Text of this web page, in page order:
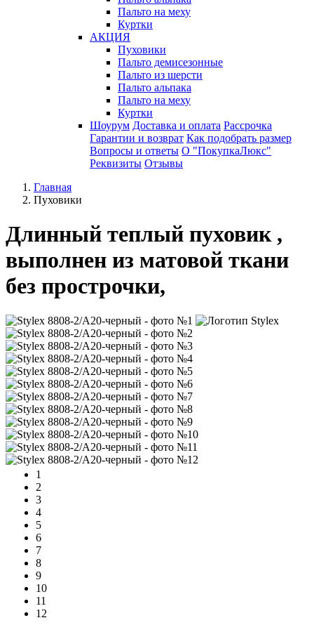
Пальто на меху
Куртки
АКЦИЯ
Пуховики
Пальто демисезонные
Пальто из шерсти
Пальто альпака
Пальто на меху
Куртки
Шоурум Доставка и оплата Рассрочка
Гарантии и возврат Как подобрать размер
Вопросы и ответы О "ПокупкаЛюкс"
Реквизиты Отзывы
Главная
Пуховики
Длинный теплый пуховик ,
выполнен из матовой ткани
без прострочки,
1
2
3
4
5
6
7
8
9
10
11
12